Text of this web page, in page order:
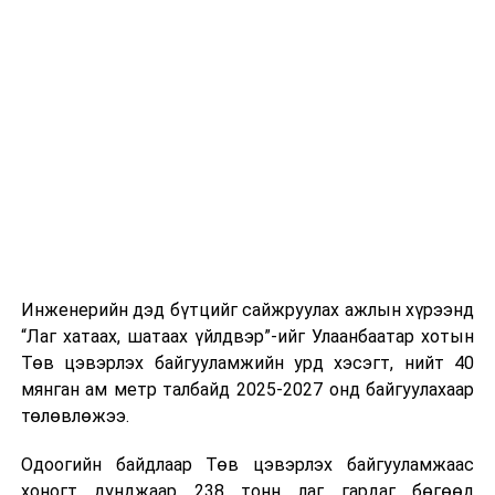
Инженерийн дэд бүтцийг сайжруулах ажлын хүрээнд
“Лаг хатаах, шатаах үйлдвэр”-ийг Улаанбаатар хотын
Төв цэвэрлэх байгууламжийн урд хэсэгт, нийт 40
мянган ам метр талбайд 2025-2027 онд байгуулахаар
төлөвлөжээ.
Одоогийн байдлаар Төв цэвэрлэх байгууламжаас